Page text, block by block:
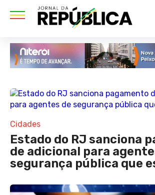
Cidades
Estado do RJ sanciona
de adicional para
segurança pública que